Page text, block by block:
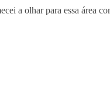
a olhar para essa área